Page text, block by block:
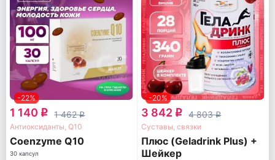
-22%
1 140 q 1 462q
Антиоксиданты, Q10
Coenzyme Q10
30 капсул
-20%
3 842 q 4 803q
Суставы, связки
Плюс (Geladrink Plus) +
Шейкер